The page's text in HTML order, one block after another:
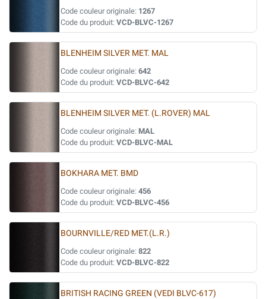
Code couleur originale: 1267
Code du produit: VCD-BLVC-1267
BLENHEIM SILVER MET. MAL
Code couleur originale: 642
Code du produit: VCD-BLVC-642
BLENHEIM SILVER MET. (L.ROVER) MAL
Code couleur originale: MAL
Code du produit: VCD-BLVC-MAL
BOKHARA MET. BMD
Code couleur originale: 456
Code du produit: VCD-BLVC-456
BOURNVILLE/RED MET.(L.R.)
Code couleur originale: 822
Code du produit: VCD-BLVC-822
BRITISH RACING GREEN (VEDI BLVC-617)